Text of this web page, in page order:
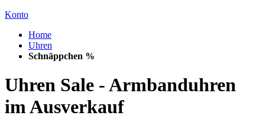
Konto
Home
Uhren
Schnäppchen %
Uhren Sale - Armbanduhren
im Ausverkauf